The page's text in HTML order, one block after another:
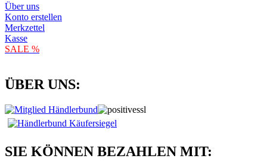
Über uns
Konto erstellen
Merkzettel
Kasse
SALE %
ÜBER UNS:
SIE KÖNNEN BEZAHLEN MIT: